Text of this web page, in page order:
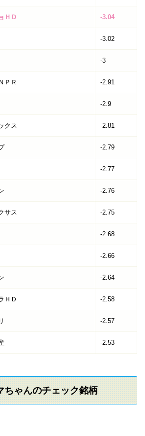
ＨＤ -3.04
-3.02
-3
ＰＲ -2.91
-2.9
クス -2.81
-2.79
-2.77
-2.76
サス -2.75
-2.68
-2.66
-2.64
ＨＤ -2.58
-2.57
-2.53
ゃんのチェック銘柄